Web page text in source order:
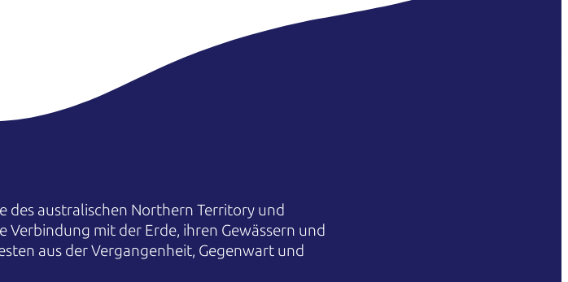
des australischen Northern Territory und
mit der Erde, ihren Gewässern und
aus der Vergangenheit, Gegenwart und